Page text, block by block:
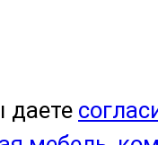
даете